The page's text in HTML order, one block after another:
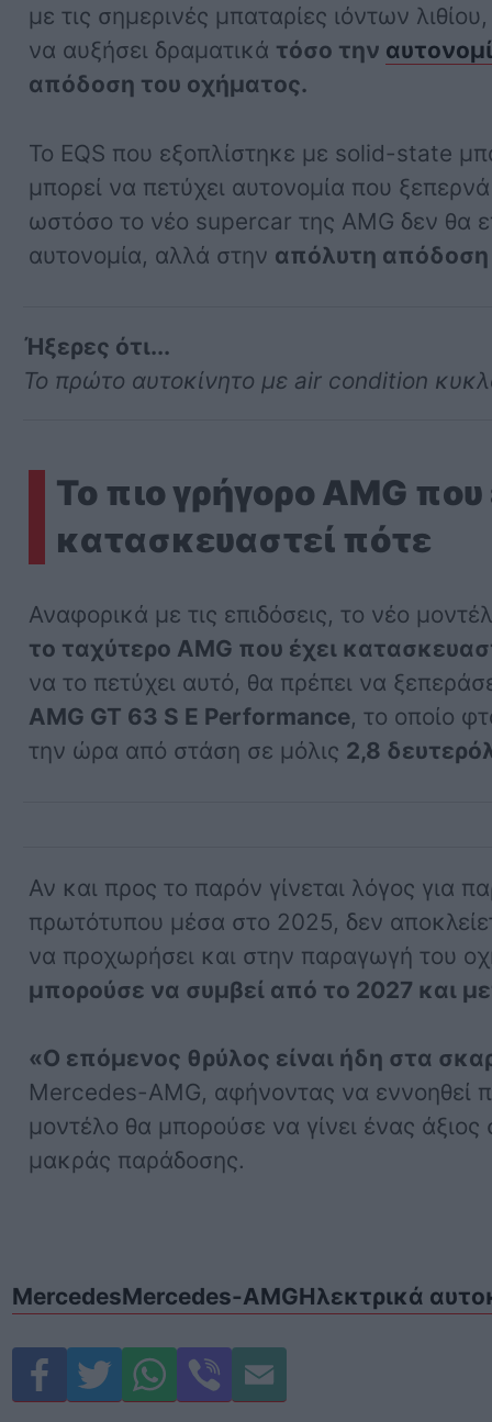
με τις σημερινές μπαταρίες ιόντων
να αυξήσει δραματικά τόσο την
απόδοση του οχήματος.
Το EQS που εξοπλίστηκε με solid-state
μπορεί να πετύχει αυτονομία που
ωστόσο το νέο supercar της AMG δεν θα
αυτονομία, αλλά στην απόλυτη απόδοση
Ήξερες ότι...
Το πρώτο αυτοκίνητο με air condition
Το πιο γρήγορο AMG που
κατασκευαστεί πότε
Αναφορικά με τις επιδόσεις, το νέο
το ταχύτερο AMG που έχει
να το πετύχει αυτό, θα πρέπει να
AMG GT 63 S E Performance, το οποίο
την ώρα από στάση σε μόλις 2,8
Αν και προς το παρόν γίνεται λόγος για
πρωτότυπου μέσα στο 2025, δεν
να προχωρήσει και στην παραγωγή του
μπορούσε να συμβεί από το 2027 και
«Ο επόμενος θρύλος είναι ήδη στα
Mercedes-AMG, αφήνοντας να εννοηθεί
μοντέλο θα μπορούσε να γίνει ένας άξιος
μακράς παράδοσης.
MercedesMercedes-AMGΗλεκτρικά